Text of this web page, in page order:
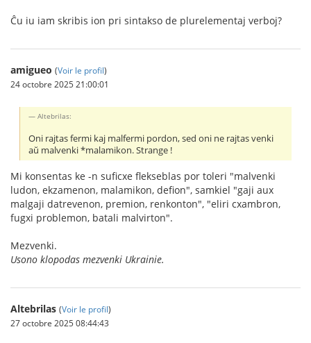
Ĉu iu iam skribis ion pri sintakso de plurelementaj verboj?
amigueo (Voir le profil)
24 octobre 2025 21:00:01
Altebrilas:
Oni rajtas fermi kaj malfermi pordon, sed oni ne rajtas venki
aŭ malvenki *malamikon. Strange !
Mi konsentas ke -n suficxe flekseblas por toleri "malvenki
ludon, ekzamenon, malamikon, defion", samkiel "gaji aux
malgaji datrevenon, premion, renkonton", "eliri cxambron,
fugxi problemon, batali malvirton".
Mezvenki.
Usono klopodas mezvenki Ukrainie.
Altebrilas (Voir le profil)
27 octobre 2025 08:44:43